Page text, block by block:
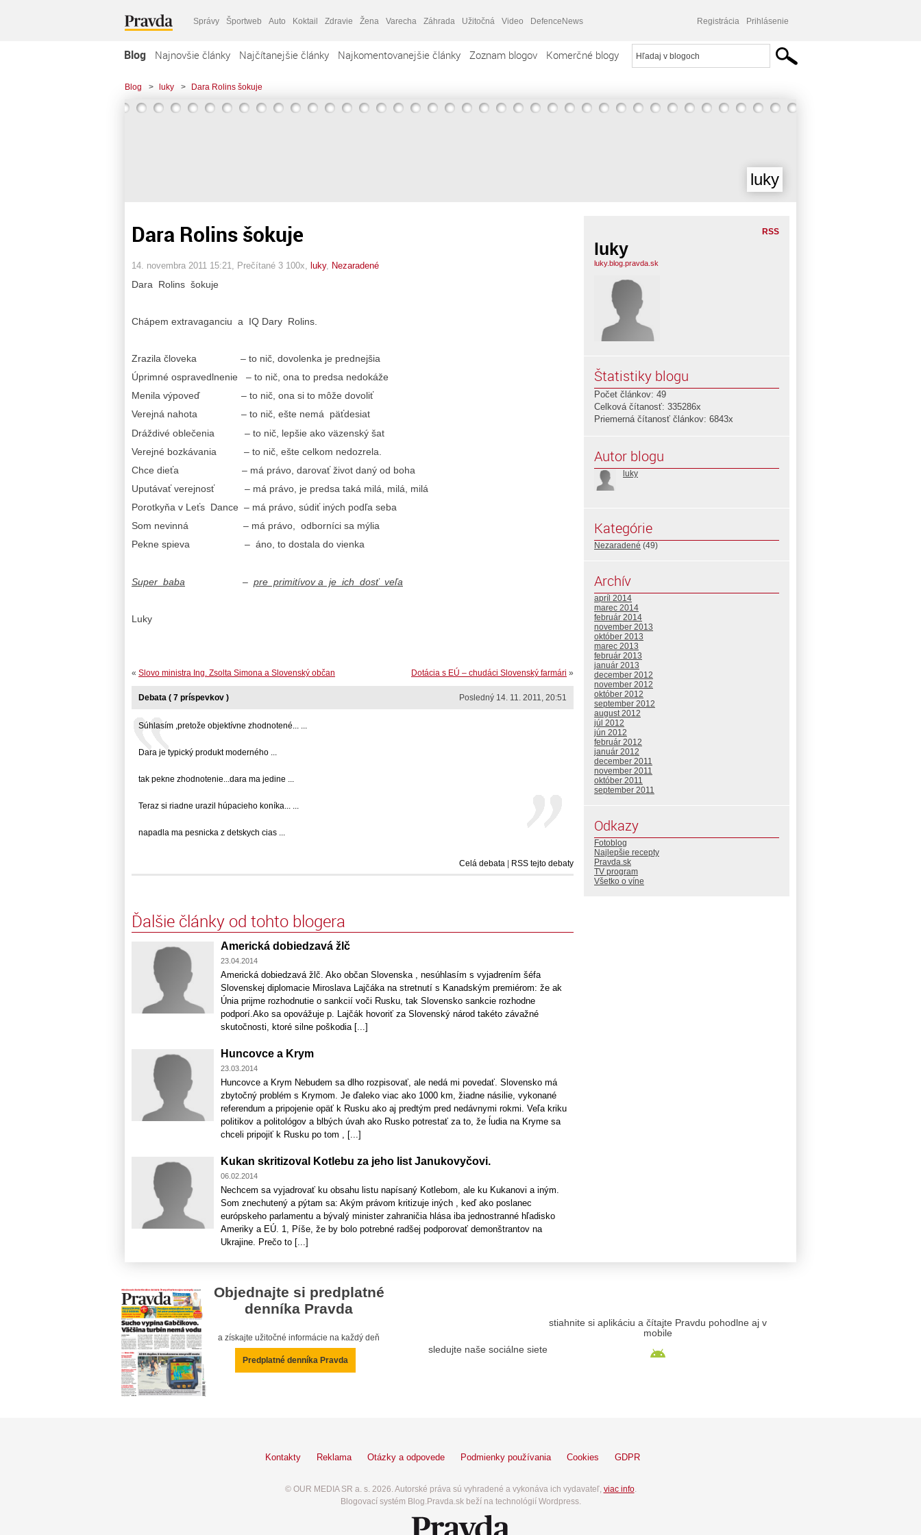
Správy Športweb Auto Koktail Zdravie Žena Varecha Záhrada Užitočná Video DefenceNews Registrácia Prihlásenie
Blog Najnovšie články Najčítanejšie články Najkomentovanejšie články Zoznam blogov Komerčné blogy
Blog > luky > Dara Rolins šokuje
luky
Dara Rolins šokuje
14. novembra 2011 15:21 , Prečítané 3 100x, luky, Nezaradené
Dara Rolins šokuje
Chápem extravaganciu a IQ Dary Rolins.
Zrazila človeka – to nič, dovolenka je prednejšia
Úprimné ospravedlnenie – to nič, ona to predsa nedokáže
Menila výpoveď – to nič, ona si to môže dovoliť
Verejná nahota – to nič, ešte nemá päťdesiat
Dráždivé oblečenia – to nič, lepšie ako väzenský šat
Verejné bozkávania – to nič, ešte celkom nedozrela.
Chce dieťa – má právo, darovať život daný od boha
Uputávať verejnosť – má právo, je predsa taká milá, milá, milá
Porotkyňa v Leťs Dance – má právo, súdiť iných podľa seba
Som nevinná – má právo, odborníci sa mýlia
Pekne spieva – áno, to dostala do vienka
Super baba – pre primitívov a je ich dosť veľa
Luky
Dotácia s EÚ – chudáci Slovenský farmári »
« Slovo ministra Ing. Zsolta Simona a Slovenský občan
Posledný 14. 11. 2011, 20:51
Debata ( 7 príspevkov )
Súhlasím ,pretože objektívne zhodnotené... ...
Dara je typický produkt moderného ...
tak pekne zhodnotenie...dara ma jedine ...
Teraz si riadne urazil húpacieho koníka... ...
napadla ma pesnicka z detskych cias ...
Celá debata RSS tejto debaty
Ďalšie články od tohto blogera
Americká dobiedzavá žlč
23.04.2014
Americká dobiedzavá žlč. Ako občan Slovenska , nesúhlasím s vyjadrením šéfa
Slovenskej diplomacie Miroslava Lajčáka na stretnutí s Kanadským premiérom: že ak
Únia prijme rozhodnutie o sankcií voči Rusku, tak Slovensko sankcie rozhodne
podporí.Ako sa opovážuje p. Lajčák hovoriť za Slovenský národ takéto závažné
skutočnosti, ktoré silne poškodia [...]
Huncovce a Krym
23.03.2014
Huncovce a Krym Nebudem sa dlho rozpisovať, ale nedá mi povedať. Slovensko má
zbytočný problém s Krymom. Je ďaleko viac ako 1000 km, žiadne násilie, vykonané
referendum a pripojenie opäť k Rusku ako aj predtým pred nedávnymi rokmi. Veľa kriku
politikov a politológov a blbých úvah ako Rusko potrestať za to, že ĺudia na Kryme sa
chceli pripojiť k Rusku po tom , [...]
Kukan skritizoval Kotlebu za jeho list Janukovyčovi.
06.02.2014
Nechcem sa vyjadrovať ku obsahu listu napísaný Kotlebom, ale ku Kukanovi a iným.
Som znechutený a pýtam sa: Akým právom kritizuje iných , keď ako poslanec
európskeho parlamentu a bývalý minister zahraničia hlása iba jednostranné hľadisko
Ameriky a EÚ. 1, Píše, že by bolo potrebné radšej podporovať demonštrantov na
Ukrajine. Prečo to [...]
RSS
luky
luky.blog.pravda.sk
Štatistiky blogu
Počet článkov: 49
Celková čítanosť: 335286x
Priemerná čítanosť článkov: 6843x
Autor blogu
luky
Kategórie
Nezaradené (49)
Archív
apríl 2014
marec 2014
február 2014
november 2013
október 2013
marec 2013
február 2013
január 2013
december 2012
november 2012
október 2012
september 2012
august 2012
júl 2012
jún 2012
február 2012
január 2012
december 2011
november 2011
október 2011
september 2011
Odkazy
Fotoblog
Najlepšie recepty
Pravda.sk
TV program
Všetko o víne
Objednajte si predplatné
denníka Pravda
a získajte užitočné informácie na každý deň
Predplatné denníka Pravda
sledujte naše sociálne siete
stiahnite si aplikáciu a čítajte Pravdu pohodlne aj v
mobile
Kontakty Reklama Otázky a odpovede Podmienky používania Cookies GDPR
© OUR MEDIA SR a. s. 2026. Autorské práva sú vyhradené a vykonáva ich vydavateľ, viac info.
Blogovací systém Blog.Pravda.sk beží na technológií Wordpress.